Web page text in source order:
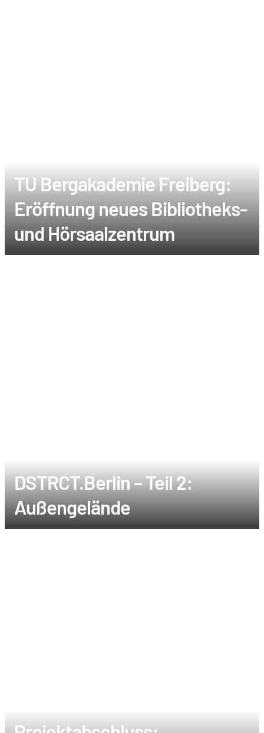
TU Bergakademie Freiberg:
Eröffnung neues Bibliotheks-
und Hörsaalzentrum
DSTRCT.Berlin – Teil 2:
Außengelände